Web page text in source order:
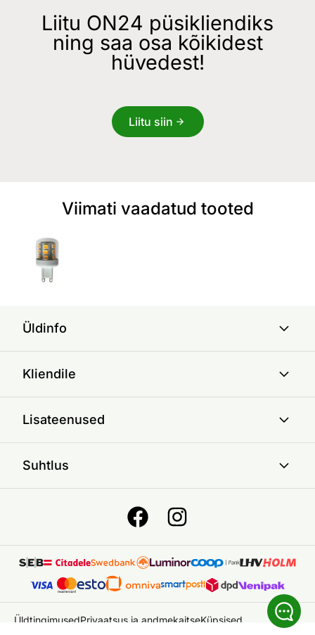
Liitu ON24 püsikliendiks
ning saa osa kõikidest
hüvedest!
Liitu siin
Viimati vaadatud tooted
Üldinfo
Kliendile
Lisateenused
Suhtlus
ÜldtingimusedPrivaatsus ja andmekaitseKüpsised